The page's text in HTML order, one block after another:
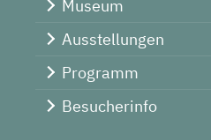
Museum
Ausstellungen
Programm
Besucherinfo